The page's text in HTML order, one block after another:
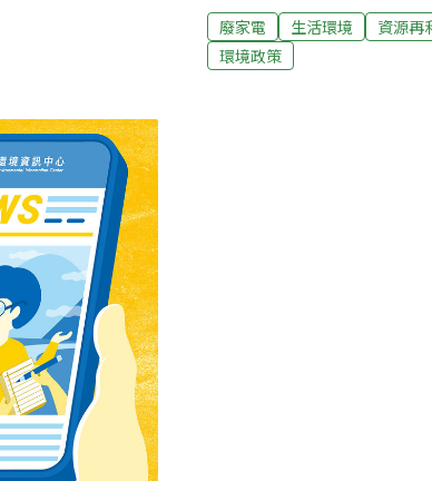
害物質，如冷
、含鉛玻璃，將
電處理業者表
漲到現在的每公斤
台僅500元，
理業者抱怨，國
逐步建立廢家電器材回收、
年將於台中市試辦冷氣免費
志工組成健檢小組，免費協
廢家電 生活環境 資源再
環境政策